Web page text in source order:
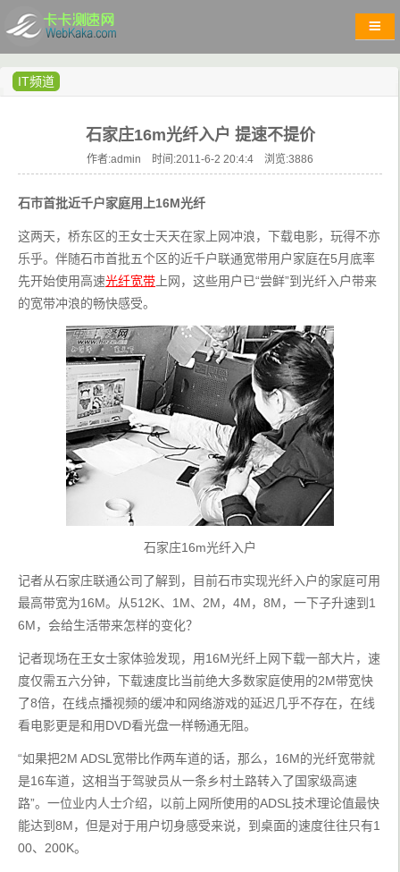
IT频道
石家庄16m光纤入户 提速不提价
作者:admin 时间:2011-6-2 20:4:4 浏览:3886
石市首批近千户家庭用上16M光纤
这两天，桥东区的王女士天天在家上网冲浪，下载电影，玩得不亦
乐乎。伴随石市首批五个区的近千户联通宽带用户家庭在5月底率
先开始使用高速光纤宽带 上网，这些用户已“尝鲜”到光纤入户带来
的宽带冲浪的畅快感受。
石家庄16m光纤入户
记者从石家庄联通公司了解到，目前石市实现光纤入户的家庭可用
最高带宽为16M。从512K、1M、2M，4M，8M，一下子升速到1
6M，会给生活带来怎样的变化？
记者现场在王女士家体验发现，用16M光纤上网下载一部大片，速
度仅需五六分钟，下载速度比当前绝大多数家庭使用的2M带宽快
了8倍，在线点播视频的缓冲和网络游戏的延迟几乎不存在，在线
看电影更是和用DVD看光盘一样畅通无阻。
“如果把2M ADSL宽带比作两车道的话，那么，16M的光纤宽带就
是16车道，这相当于驾驶员从一条乡村土路转入了国家级高速
路”。一位业内人士介绍，以前上网所使用的ADSL技术理论值最快
能达到8M，但是对于用户切身感受来说，到桌面的速度往往只有1
00、200K。